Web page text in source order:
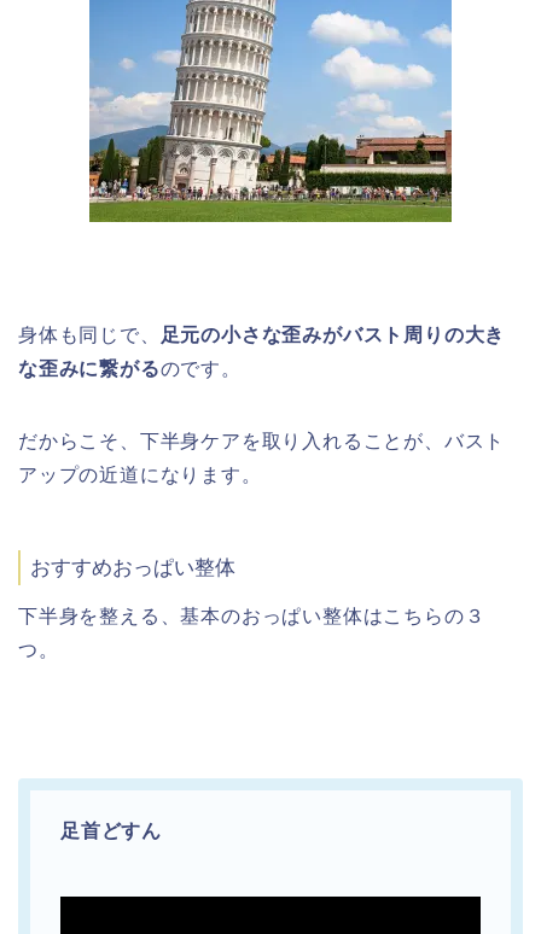
身体も同じで、
足元の小さな歪みがバスト周りの大き
な歪みに繋がるのです。
だからこそ、下半身ケアを取り入れることが、バスト
アップの近道になります。
おすすめおっぱい整体
下半身を整える、基本のおっぱい整体はこちらの３
つ。
足首どすん